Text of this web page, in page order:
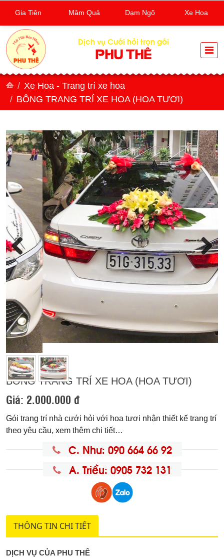
Dịch vụ Cưới hỏi trọn gói
PHU THÊ
Xe Hoa - Trang trí xe hoa
BÔNG TRANG TRÍ XE HOA (HOA TƯƠI)
Previous Next
BÔNG TRANG TRÍ XE HOA (HOA TƯƠI)
Giá: 2.000.000 đ
Gói trang trí nhà cưới hỏi với hoa tươi nhận thiết kế trang trí
theo yêu cầu, xem thêm chi tiết…
C. Như: 090 664 66 92
A. Triều: 0905 732 131
THÔNG TIN CHI TIẾT
DỊCH VỤ CỦA PHU THÊ
Gia Tiên Mâm Quả Dạm Ngõ Xe Hoa